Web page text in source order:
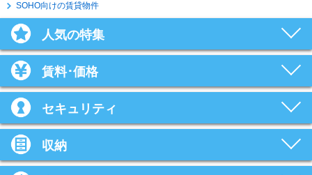
SOHO向けの賃貸物件
人気の特集
賃料･価格
セキュリティ
収納